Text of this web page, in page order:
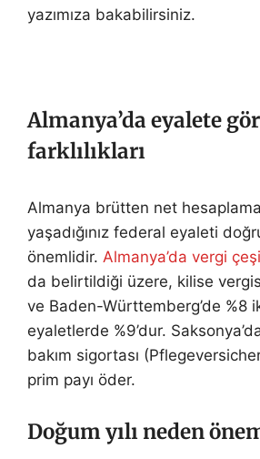
yazımıza bakabilirsiniz.
Almanya’da eyalete
farklılıkları
Almanya brütten net
yaşadığınız federal eyaleti
önemlidir. Almanya’da vergi
da belirtildiği üzere, kilise
ve Baden-Württemberg’de %8
eyaletlerde %9’dur.
bakım sigortası
prim payı öder.
Doğum yılı neden